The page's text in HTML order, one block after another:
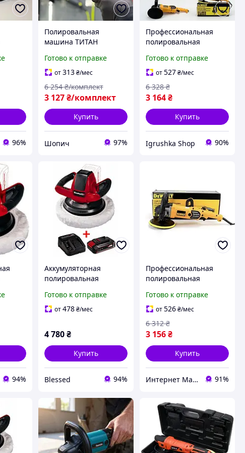
96%
Полировальная
машина ТИТАН
полировальные
машинки для авто 7000
об/мин полировальные
шлифмашины 300 Вт
Готово к отправке
от313 ₴/мес
3 127 ₴/комплект
6 254 ₴/комплект
Купить
Шопич 97%
Профессиональная
полировальная
Машина для
полировки кузова
автомобиля,
Инструмент для
полировки машин, RYH
Готово к отправке
от527₴/мес
3 164₴
6 328 ₴
Купить
Igrushka Shop 90%
CB
94%
Аккумуляторная
полировальная
18/254 Li-Solo : (акум 2.5
ампера и зарядка)
Готово к отправке
от478 ₴/мес
4 780 ₴
Купить
Blessed 94%
Профессиональная
полировальная
пуском 1250W,
Шлифовальная
автомобиля, MTS
Готово к отправке
от526₴/мес
3 156₴
6 312 ₴
Купить
Интернет Магазин "StepShop" 91%